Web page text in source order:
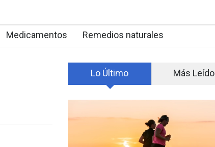
Medicamentos Remedios naturales
Lo Último Más Leído